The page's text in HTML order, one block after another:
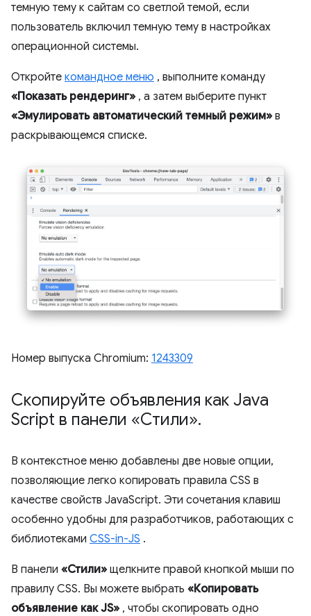
темную тему к сайтам со светлой темой, если
пользователь включил темную тему в настройках
операционной системы.
Откройте командное меню , выполните команду
«Показать рендеринг» , а затем выберите пункт
«Эмулировать автоматический темный режим» в
раскрывающемся списке.
Номер выпуска Chromium: 1243309
Скопируйте объявления как Java
Script в панели «Стили».
В контекстное меню добавлены две новые опции,
позволяющие легко копировать правила CSS в
качестве свойств JavaScript. Эти сочетания клавиш
особенно удобны для разработчиков, работающих с
библиотеками CSS-in-JS .
В панели «Стили» щелкните правой кнопкой мыши по
правилу CSS. Вы можете выбрать «Копировать
объявление как JS» , чтобы скопировать одно